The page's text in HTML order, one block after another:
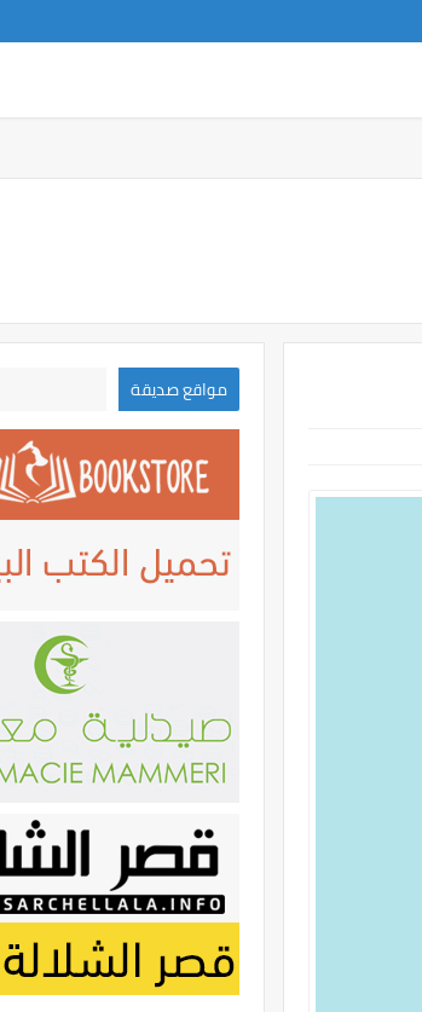
مواقع صديقة